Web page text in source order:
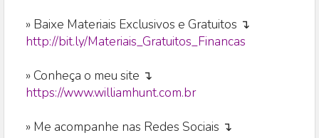
» Baixe Materiais Exclusivos e Gratuitos ↴
http://bit.ly/Materiais_Gratuitos_Financas
» Conheça o meu site ↴
https://www.williamhunt.com.br
» Me acompanhe nas Redes Sociais ↴